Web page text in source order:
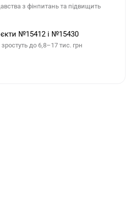
з фінпитань та підвищить
№15412 і №15430
до 6,8–17 тис. грн